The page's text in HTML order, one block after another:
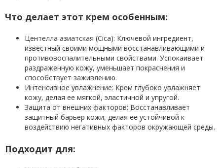
Что делает этот крем особенным:
Центелла азиатская (Cica): Ключевой ингредиент,
известный своими мощными восстанавливающими и
противовоспалительными свойствами. Успокаивает
раздраженную кожу, уменьшает покраснения и
способствует заживлению.
Интенсивное увлажнение: Крем глубоко увлажняет
кожу, делая ее мягкой, эластичной и упругой.
Защита от внешних факторов: Восстанавливает
защитный барьер кожи, делая ее устойчивой к
воздействию негативных факторов окружающей среды.
Подходит для: